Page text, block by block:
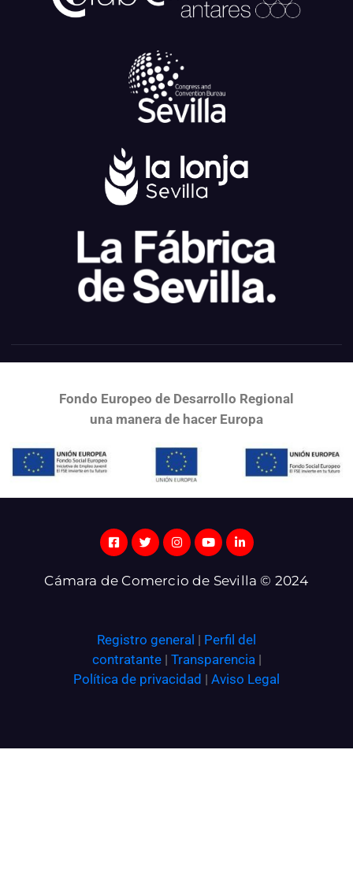
Fondo Europeo de Desarrollo Regional
una manera de hacer Europa
Cámara de Comercio de Sevilla © 2024
Registro general | Perfil del
contratante| Transparencia |
Política de privacidad | Aviso Legal